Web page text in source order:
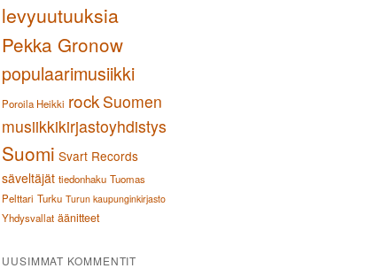
levyuutuuksia
Pekka Gronow
populaarimusiikki
Poroila Heikki rock Suomen
musiikkikirjastoyhdistys
Suomi Svart Records
säveltäjät tiedonhaku Tuomas
Pelttari Turku Turun kaupunginkirjasto
Yhdysvallat äänitteet
UUSIMMAT KOMMENTIT